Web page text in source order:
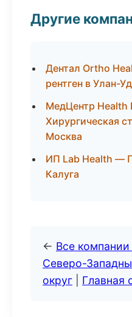
Другие
Дентал Ortho
рентген в Улан-
МедЦентр
Хирургическая
Москва
ИП Lab Health —
Калуга
← Все компании
Северо-
округ
Главная